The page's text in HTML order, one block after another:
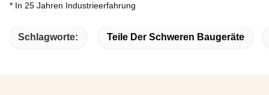
* In 25 Jahren Industrieerfahrung
Schlagworte: Teile Der Schweren Baugeräte